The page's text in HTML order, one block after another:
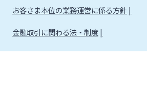
お客さま本位の業務運営に係る方針
金融取引に関わる法・制度
金融取引に関わる方針